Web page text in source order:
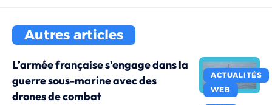
Autres articles
ACTUALITÉS
WEB
L’armée française s’engage dans la
guerre sous-marine avec des
drones de combat